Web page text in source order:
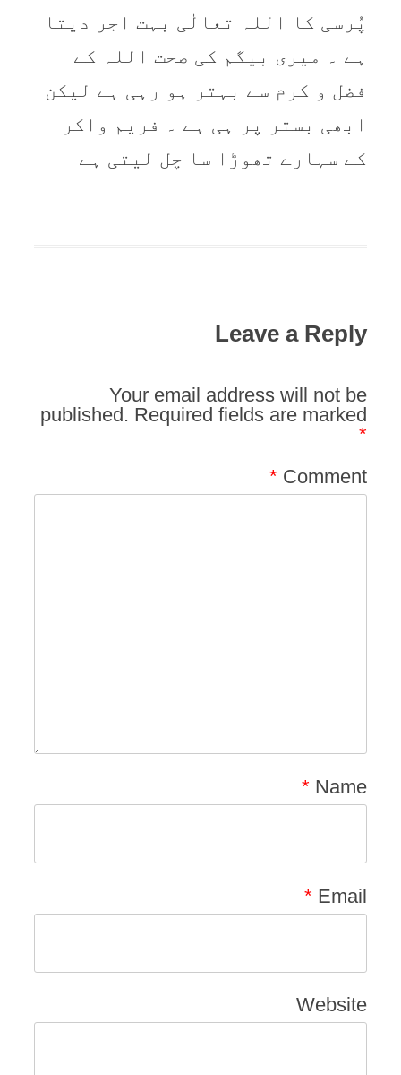
پُرسی کا اللہ تعالٰی بہت اجر ديتا
ہے ۔ ميری بيگم کی صحت اللہ کے
فضل و کرم سے بہتر ہو رہی ہے ليکن
ابھی بستر پر ہی ہے ۔ فريم واکر
کے سہارے تھوڑا سا چل ليتی ہے
Leave a Reply
Your email address will not be
published. Required fields are marked
*
Comment
*
Name
*
Email
*
Website